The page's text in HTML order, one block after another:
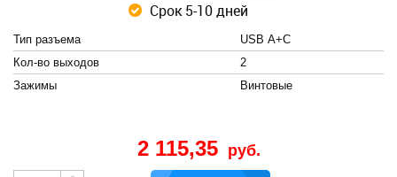
Срок 5-10 дней
Тип разъема
USB А+C
Кол-во выходов
2
Зажимы
Винтовые
2 115,35 руб.